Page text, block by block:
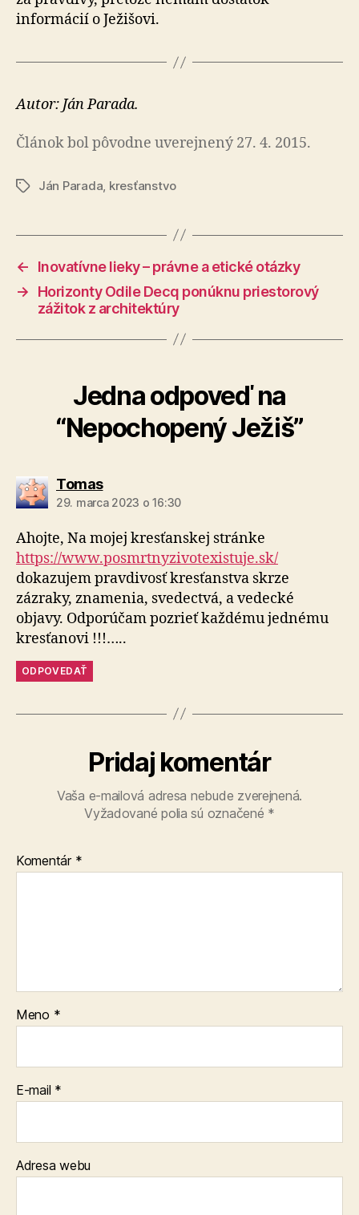
informácií o Ježišovi.
Autor: Ján Parada.
Článok bol pôvodne uverejnený 27. 4. 2015.
ZnačkyJán Parada kresťanstvo
←
Inovatívne lieky – právne a etické otázky
→
Horizonty Odile Decq ponúknu priestorový
zážitok z architektúry
Jedna odpoveď na
“Nepochopený Ježiš”
Tomashovorí:
29. marca 2023 o 16:30
Ahojte, Na mojej kresťanskej stránke
https://www.posmrtnyzivotexistuje.sk/
dokazujem pravdivosť kresťanstva skrze
zázraky, znamenia, svedectvá, a vedecké
objavy. Odporúčam pozrieť každému jednému
kresťanovi !!!…..
ODPOVEDAŤ
Pridaj komentár
Vaša e-mailová adresa nebude zverejnená.
Vyžadované polia sú označené *
Komentár *
Meno *
E-mail *
Adresa webu